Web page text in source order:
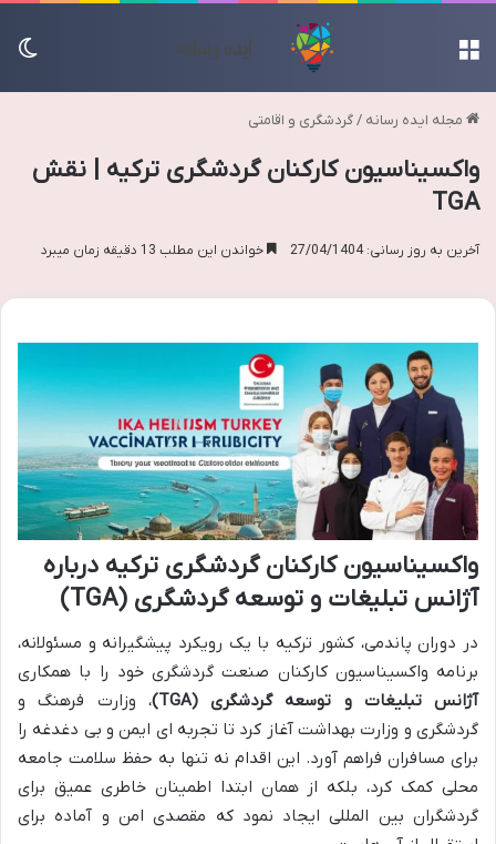
مجله ایده رسانه /گردشگری و اقامتی
واکسیناسیون کارکنان گردشگری ترکیه | نقش
TGA
آخرین به روز رسانی: 27/04/1404 خواندن این مطلب 13 دقیقه زمان میبرد
واکسیناسیون کارکنان گردشگری ترکیه درباره
آژانس تبلیغات و توسعه گردشگری (TGA)
در دوران پاندمی، کشور ترکیه با یک رویکرد پیشگیرانه و مسئولانه،
برنامه واکسیناسیون کارکنان صنعت گردشگری خود را با همکاری
آژانس تبلیغات و توسعه گردشگری (TGA)
، وزارت فرهنگ و
گردشگری و وزارت بهداشت آغاز کرد تا تجربه ای ایمن و بی دغدغه را
برای مسافران فراهم آورد. این اقدام نه تنها به حفظ سلامت جامعه
محلی کمک کرد، بلکه از همان ابتدا اطمینان خاطری عمیق برای
گردشگران بین المللی ایجاد نمود که مقصدی امن و آماده برای